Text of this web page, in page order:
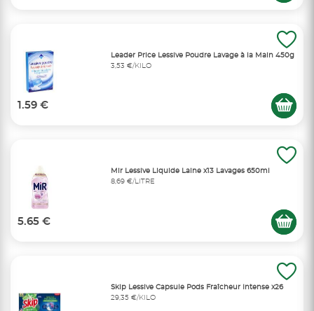
Leader Price Lessive Poudre Lavage à la Main 450g
3,53 €/KILO
1.59 €
Mir Lessive Liquide Laine x13 Lavages 650ml
8,69 €/LITRE
5.65 €
Skip Lessive Capsule Pods Fraîcheur Intense x26
29,35 €/KILO